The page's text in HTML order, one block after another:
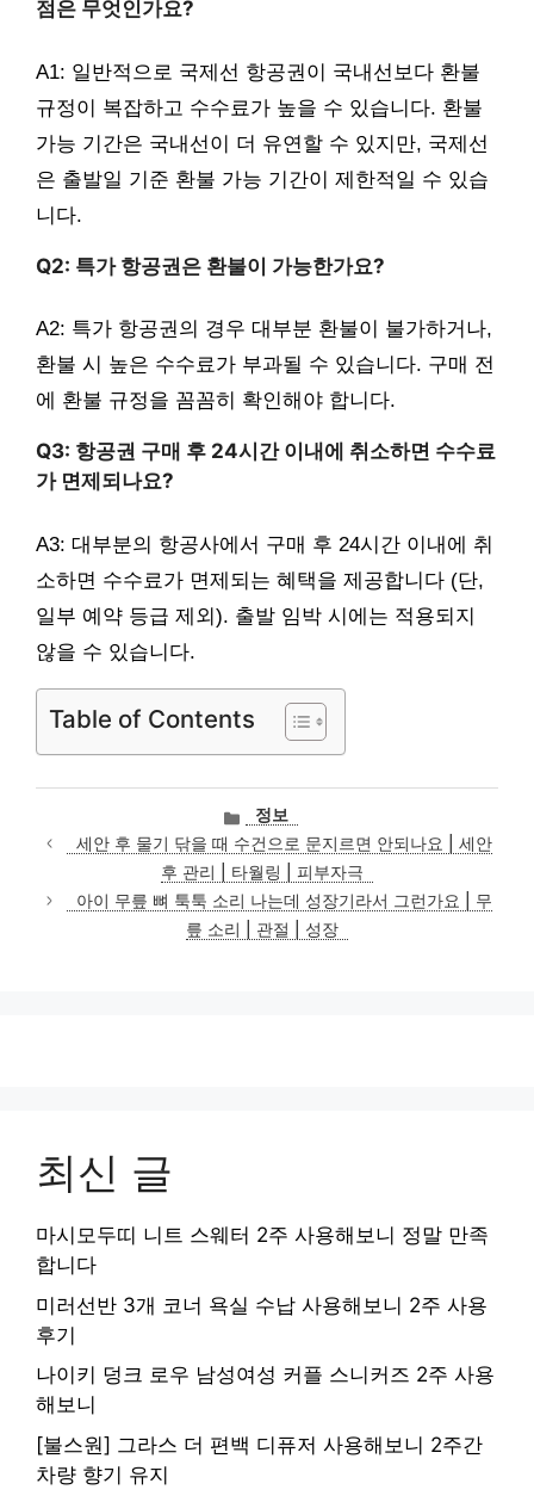
점은 무엇인가요?
A1: 일반적으로 국제선 항공권이 국내선보다 환불
규정이 복잡하고 수수료가 높을 수 있습니다. 환불
가능 기간은 국내선이 더 유연할 수 있지만, 국제선
은 출발일 기준 환불 가능 기간이 제한적일 수 있습
니다.
Q2: 특가 항공권은 환불이 가능한가요?
A2: 특가 항공권의 경우 대부분 환불이 불가하거나,
환불 시 높은 수수료가 부과될 수 있습니다. 구매 전
에 환불 규정을 꼼꼼히 확인해야 합니다.
Q3: 항공권 구매 후 24시간 이내에 취소하면 수수료
가 면제되나요?
A3: 대부분의 항공사에서 구매 후 24시간 이내에 취
소하면 수수료가 면제되는 혜택을 제공합니다 (단,
일부 예약 등급 제외). 출발 임박 시에는 적용되지
않을 수 있습니다.
Table of Contents
카
테
고
리
정보
세안 후 물기 닦을 때 수건으로 문지르면 안되나요 | 세안
후 관리 | 타월링 | 피부자극
아이 무릎 뼈 툭툭 소리 나는데 성장기라서 그런가요 | 무
릎 소리 | 관절 | 성장
최신 글
마시모두띠 니트 스웨터 2주 사용해보니 정말 만족
합니다
미러선반 3개 코너 욕실 수납 사용해보니 2주 사용
후기
나이키 덩크 로우 남성여성 커플 스니커즈 2주 사용
해보니
[불스원] 그라스 더 편백 디퓨저 사용해보니 2주간
차량 향기 유지